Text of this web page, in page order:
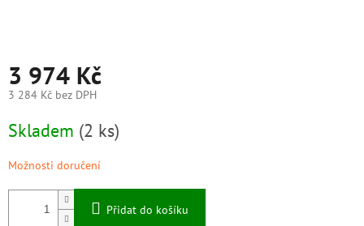
3 974 Kč
3 284 Kč bez DPH
cena:
Skladem (2 ks)
Možnosti doručení
Přidat do košíku